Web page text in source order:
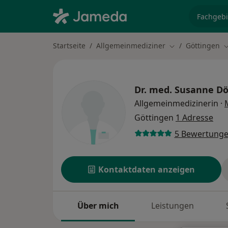
Startseite Allgemeinmediziner Stadt ändern
Göttingen
Dr. med. Susanne
Allgemeinmedizinerin ·
Göttingen 1 Adresse
5
Kontaktdaten anzeigen
Über mich Leistungen